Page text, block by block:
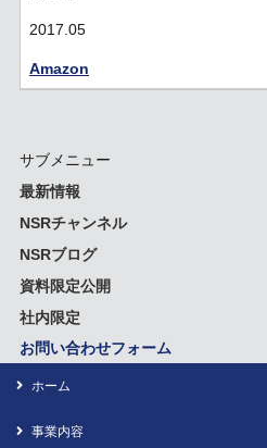
2017.05
Amazon
サブメニュー
最新情報
NSRチャンネル
NSRブログ
資料限定公開
社内限定
お問い合わせフォーム
ホーム
事業内容